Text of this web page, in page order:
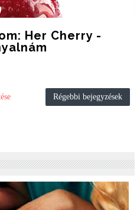
Her Cherry -
Régebbi bejegyzések